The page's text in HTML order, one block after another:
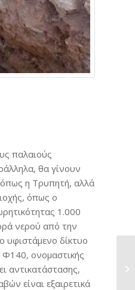
παλαιούς
θα γίνουν
η Τρυπητή, αλλά
όπως ο
1.000
νερού από την
υφιστάμενο δίκτυο
Φ140, ονομαστικής
αντικατάστασης,
είναι εξαιρετικά